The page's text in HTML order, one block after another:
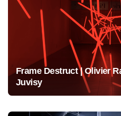
Frame Destruct | Olivier
Juvisy